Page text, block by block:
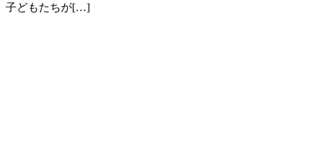
子どもたちが[…]